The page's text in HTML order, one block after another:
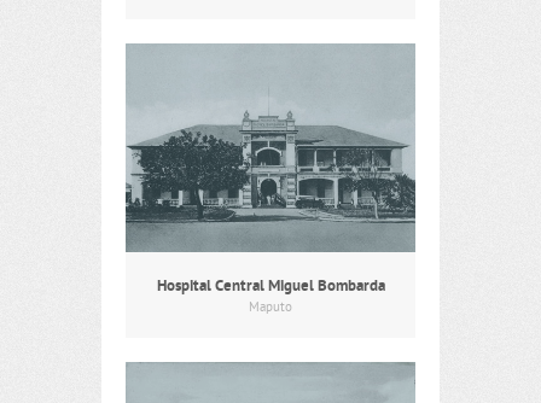
Hospital Central Miguel Bombarda
Maputo